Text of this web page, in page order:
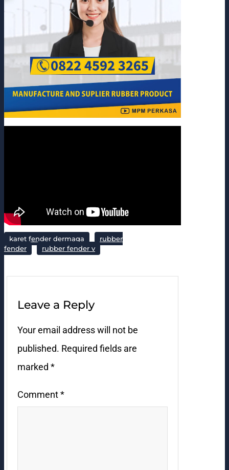
karet fender dermaga
rubber
fender
rubber fender v
Leave a Reply
Your email address will not be
published. Required fields are
marked *
Comment*